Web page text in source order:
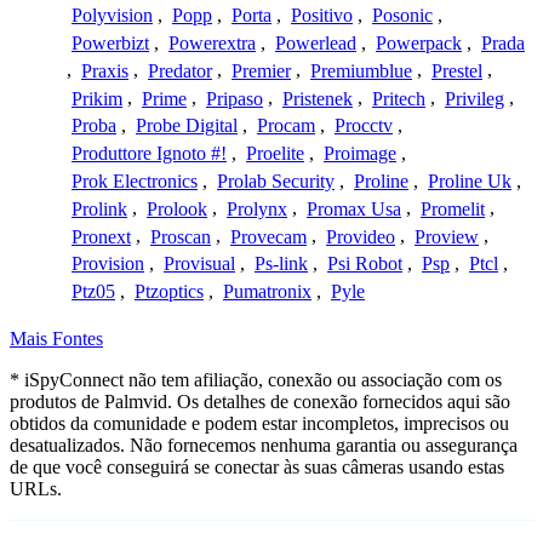
Polyvision , Popp , Porta , Positivo , Posonic ,
Powerbizt , Powerextra , Powerlead , Powerpack , Prada
, Praxis , Predator , Premier , Premiumblue , Prestel ,
Prikim , Prime , Pripaso , Pristenek , Pritech , Privileg ,
Proba , Probe Digital , Procam , Procctv ,
Produttore Ignoto #! , Proelite , Proimage ,
Prok Electronics , Prolab Security , Proline , Proline Uk ,
Prolink , Prolook , Prolynx , Promax Usa , Promelit ,
Pronext , Proscan , Provecam , Provideo , Proview ,
Provision , Provisual , Ps-link , Psi Robot , Psp , Ptcl ,
Ptz05 , Ptzoptics , Pumatronix , Pyle
Mais Fontes
* iSpyConnect não tem afiliação, conexão ou associação com os
produtos de Palmvid. Os detalhes de conexão fornecidos aqui são
obtidos da comunidade e podem estar incompletos, imprecisos ou
desatualizados. Não fornecemos nenhuma garantia ou assegurança
de que você conseguirá se conectar às suas câmeras usando estas
URLs.